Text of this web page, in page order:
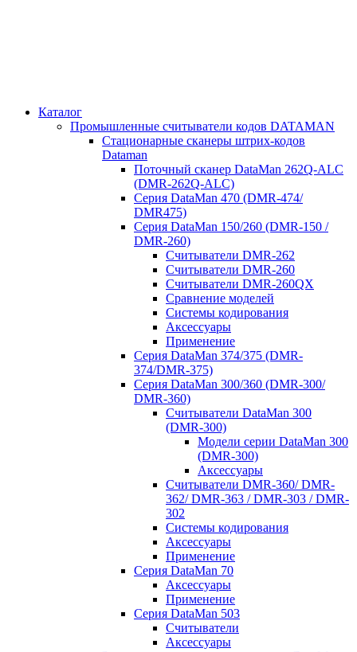
Каталог
Промышленные считыватели кодов DATAMAN
Стационарные сканеры штрих-кодов
Dataman
Поточный сканер DataMan 262Q-ALC
(DMR-262Q-ALC)
Серия DataMan 470 (DMR-474/
DMR475)
Cерия DataMan 150/260 (DMR-150 /
DMR-260)
Считыватели DMR-262
Считыватели DMR-260
Считыватели DMR-260QX
Сравнение моделей
Системы кодирования
Аксессуары
Применение
Серия DataMan 374/375 (DMR-
374/DMR-375)
Серия DataMan 300/360 (DMR-300/
DMR-360)
Считыватели DataMan 300
(DMR-300)
Модели серии DataMan 300
(DMR-300)
Аксессуары
Считыватели DMR-360/ DMR-
362/ DMR-363 / DMR-303 / DMR-
302
Системы кодирования
Аксессуары
Применение
Серия DataMan 70
Аксессуары
Применение
Серия DataMan 503
Считыватели
Аксессуары